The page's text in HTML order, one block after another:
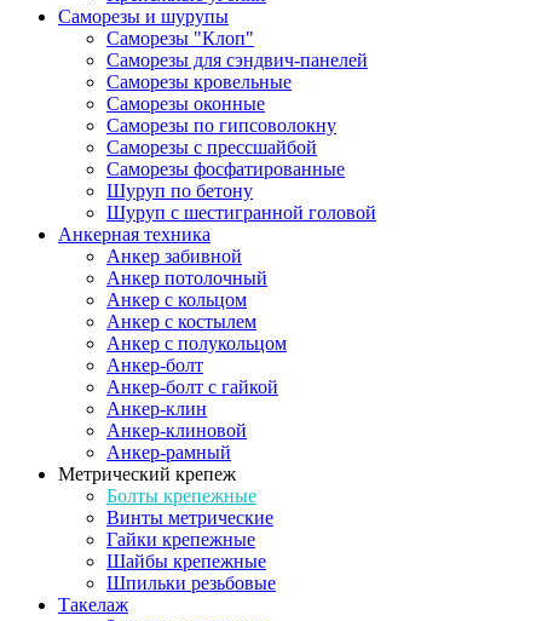
Саморезы и шурупы
Саморезы "Клоп"
Саморезы для сэндвич-панелей
Саморезы кровельные
Саморезы оконные
Саморезы по гипсоволокну
Саморезы с прессшайбой
Саморезы фосфатированные
Шуруп по бетону
Шуруп с шестигранной головой
Анкерная техника
Анкер забивной
Анкер потолочный
Анкер с кольцом
Анкер с костылем
Анкер с полукольцом
Анкер-болт
Анкер-болт с гайкой
Анкер-клин
Анкер-клиновой
Анкер-рамный
Метрический крепеж
Болты крепежные
Винты метрические
Гайки крепежные
Шайбы крепежные
Шпильки резьбовые
Такелаж